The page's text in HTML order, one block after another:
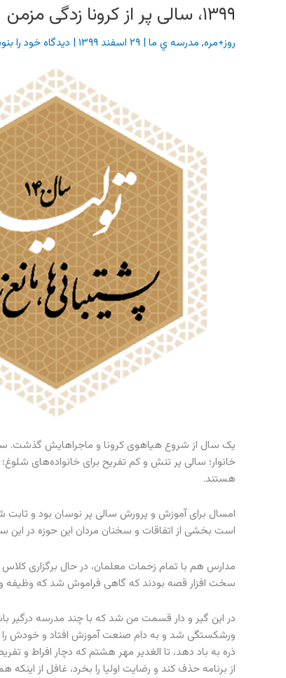
۱۳۹۹، سالی پر از کرونا زدگی مزمن
روز+مره, مدرسه ي ما| ۲۹ اسفند ۱۳۹۹ | دیدگاه‌ خود را
یک سال از شروع هیاهوی کرونا و ماجراهایش گذشت.
خانوار؛ سالی پر تنش و کم تفریح برای خانواده‌های
هستند.
امسال برای آموزش و پرورش سالی پر نوسان بود و ثابت
است بخشی از اتفاقات و سخنان مردان این حوزه در این
مدارس هم با تمام زحمات معلمان، در حال برگزاری
سخت افزار قصه بودند که گاهی فراموش شد که
در این گیر و دار قسمت من شد که با چند مدرسه درگیر
ورشکستگی شد و به دام صنعت آموزش افتاد و خودش را
از برنامه حذف کند و رضایت اولیا را بخرد، غافل از